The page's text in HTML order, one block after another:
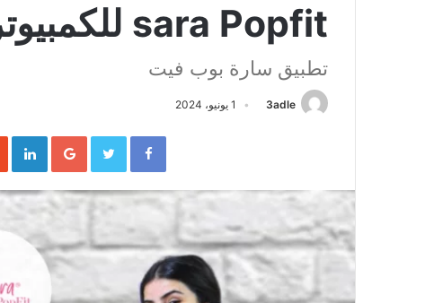
sara Popfit للكمبيوتر 2024
تطبيق سارة بوب فيت
3adle 1 يونيو، 2024
Facebook
Twitter
Google+